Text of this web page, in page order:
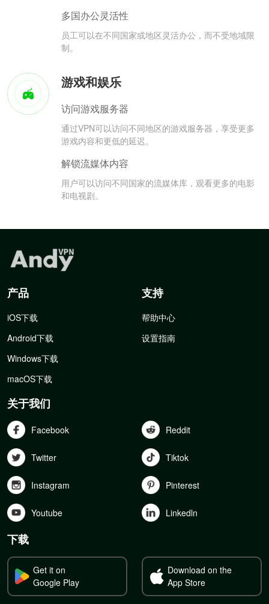
多国办公灵活性
员工可以在不同国家或地区灵活办公，而不受地域限
制。
游戏和娱乐
访问游戏服务器
通过VPN可以访问不同地区的游戏服务器，享受更多
游戏内容和更低的延迟。
解锁流媒体内容
用户可以访问不同国家的流媒体库，观看更多的电影
和电视剧。
产品
iOS下载
Android下载
Windows下载
macOS下载
支持
帮助中心
设置指南
关于我们
Facebook Reddit
Twitter Tiktok
Instagram Pinterest
Youtube Linkedln
下载
Get it on
Google Play
Download on the
App Store